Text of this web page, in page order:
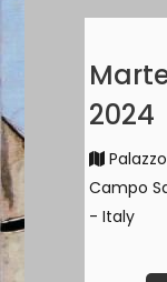
2024
Campo
- Italy